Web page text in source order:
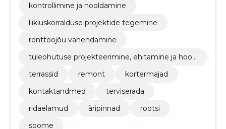
kontrollimine ja hooldamine
liikluskorralduse projektide tegemine
renttööjõu vahendamine
tuleohutuse projekteerimine, ehitamine ja hool
terrassid
remont
kortermajad
kontaktandmed
terviserada
ridaelamud
äripinnad
rootsi
soome